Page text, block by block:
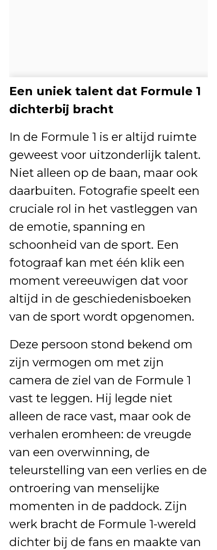
Een uniek talent dat Formule 1
dichterbij bracht
In de Formule 1 is er altijd ruimte
geweest voor uitzonderlijk talent.
Niet alleen op de baan, maar ook
daarbuiten. Fotografie speelt een
cruciale rol in het vastleggen van
de emotie, spanning en
schoonheid van de sport. Een
fotograaf kan met één klik een
moment vereeuwigen dat voor
altijd in de geschiedenisboeken
van de sport wordt opgenomen.
Deze persoon stond bekend om
zijn vermogen om met zijn
camera de ziel van de Formule 1
vast te leggen. Hij legde niet
alleen de race vast, maar ook de
verhalen eromheen: de vreugde
van een overwinning, de
teleurstelling van een verlies en de
ontroering van menselijke
momenten in de paddock. Zijn
werk bracht de Formule 1-wereld
dichter bij de fans en maakte van